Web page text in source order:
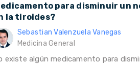
para disminuir un
la tiroides?
Sebastian Valenzuela Vanegas
Medicina General
existe algún medicamento para